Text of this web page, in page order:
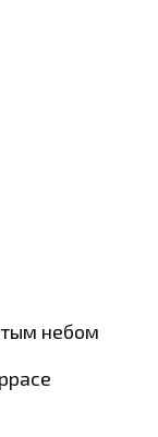
небом